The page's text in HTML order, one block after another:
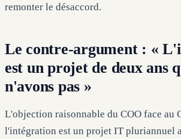
remonter le désaccord.
Le contre-argument : «
est un projet de deux ans
n'avons pas »
L'objection raisonnable du COO face au
l'intégration est un projet IT pluriannuel